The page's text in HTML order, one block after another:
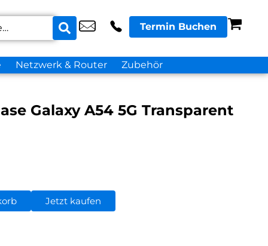
Termin Buchen
Netzwerk & Router Zubehör
Galaxy A54 5G Transparent
Jetzt kaufen